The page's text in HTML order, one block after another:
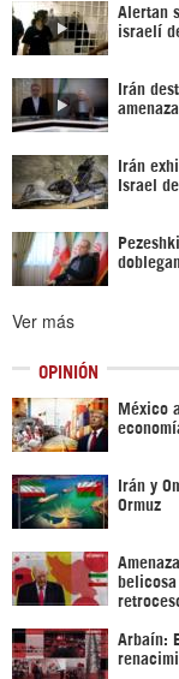
Alertan
israelí
Irán
Irán
Israel
Ver más
OPINIÓN
México
Irán y
Ormuz
Arbaín: